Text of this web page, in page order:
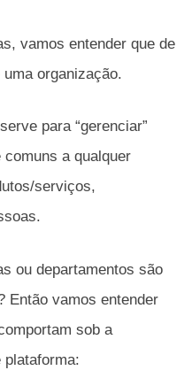
vamos entender que de
organização.
para “gerenciar”
a qualquer
serviços,
ou departamentos são
Então vamos entender
sob a
plataforma: